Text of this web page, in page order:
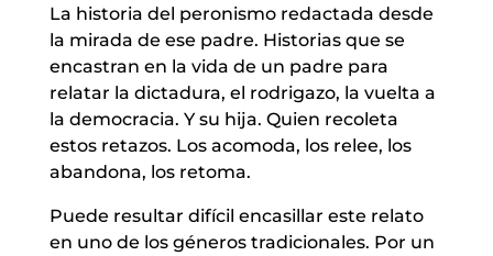
La historia del peronismo redactada desde
la mirada de ese padre. Historias que se
encastran en la vida de un padre para
relatar la dictadura, el rodrigazo, la vuelta a
la democracia. Y su hija. Quien recoleta
estos retazos. Los acomoda, los relee, los
abandona, los retoma.
Puede resultar difícil encasillar este relato
en uno de los géneros tradicionales. Por un